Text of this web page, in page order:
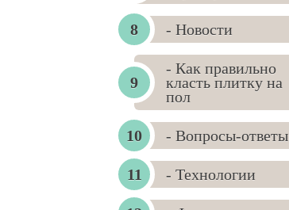
- Новости
- Как правильно
класть плитку на
пол
- Вопросы-ответы
- Технологии